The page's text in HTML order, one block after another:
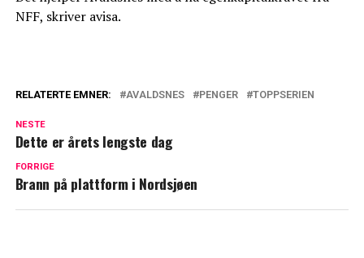
NFF, skriver avisa.
RELATERTE EMNER: AVALDSNES PENGER TOPPSERIEN
NESTE
Dette er årets lengste dag
FORRIGE
Brann på plattform i Nordsjøen